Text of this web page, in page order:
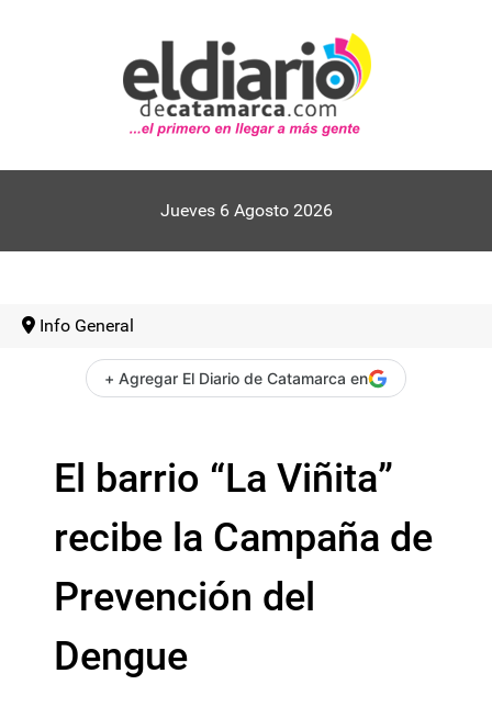
Jueves 6 Agosto 2026
Info General
+ Agregar El Diario de Catamarca en
El barrio “La Viñita”
recibe la Campaña de
Prevención del
Dengue